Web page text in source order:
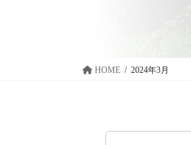
HOME 2024年3月